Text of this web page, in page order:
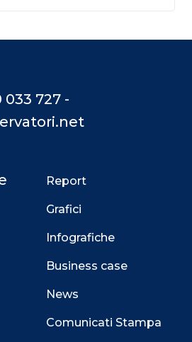
727 -
Report
Grafici
Infografiche
Business case
News
Comunicati Stampa